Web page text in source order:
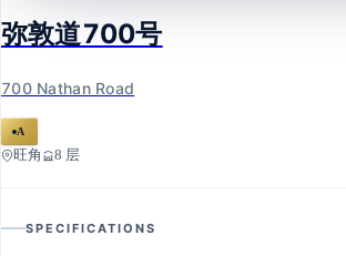
弥敦道700号
700 Nathan Road
弥敦道700号
700 Nathan Road
A
旺角 8 层
SPECIFICATIONS